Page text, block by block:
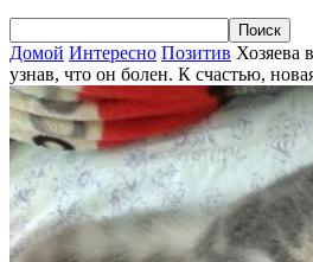
Домой Интересно Позитив Хозяева
узнав, что он болен. К счастью,